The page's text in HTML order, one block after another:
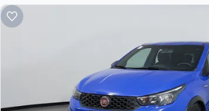
Busque por marca
Busque por versão
Busque por ano